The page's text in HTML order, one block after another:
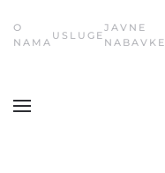
Skip
О
NAMA
USLUGE
JAVNE
NABAVKE